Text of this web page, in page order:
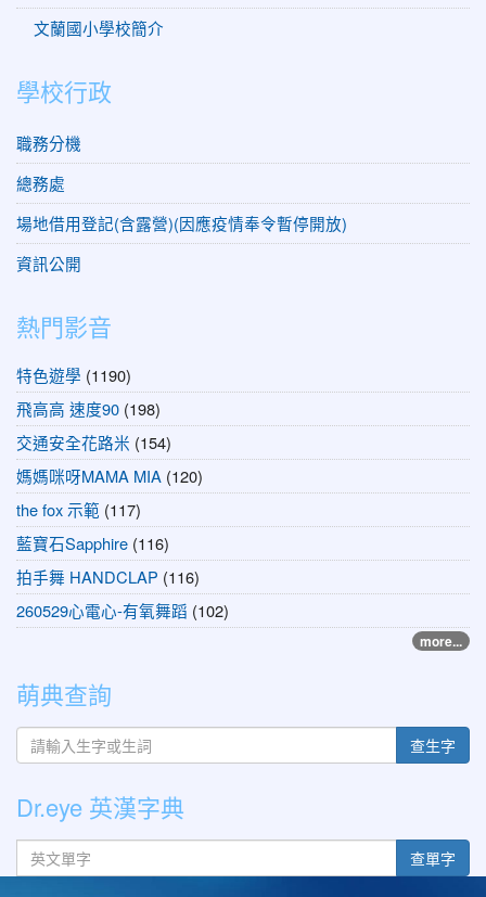
文蘭國小學校簡介
學校行政
職務分機
總務處
場地借用登記(含露營)(因應疫情奉令暫停開放)
資訊公開
熱門影音
特色遊學 (1190)
飛高高 速度90 (198)
交通安全花路米 (154)
媽媽咪呀MAMA MIA (120)
the fox 示範 (117)
藍寶石Sapphire (116)
拍手舞 HANDCLAP (116)
260529心電心-有氧舞蹈 (102)
more...
萌典查詢
查生字
Dr.eye 英漢字典
英文單字 查單字